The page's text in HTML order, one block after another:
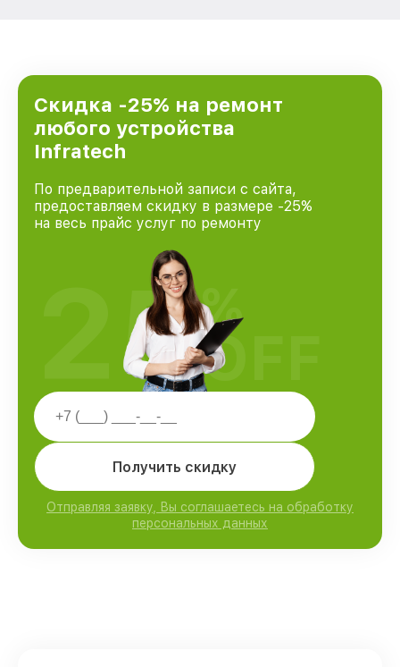
Скидка -25% на ремонт
любого устройства
Infratech
По предварительной записи с сайта,
предоставляем скидку в размере -25%
на весь прайс услуг по ремонту
Получить скидку
Отправляя заявку, Вы соглашаетесь на обработку
персональных данных
25%
OFF